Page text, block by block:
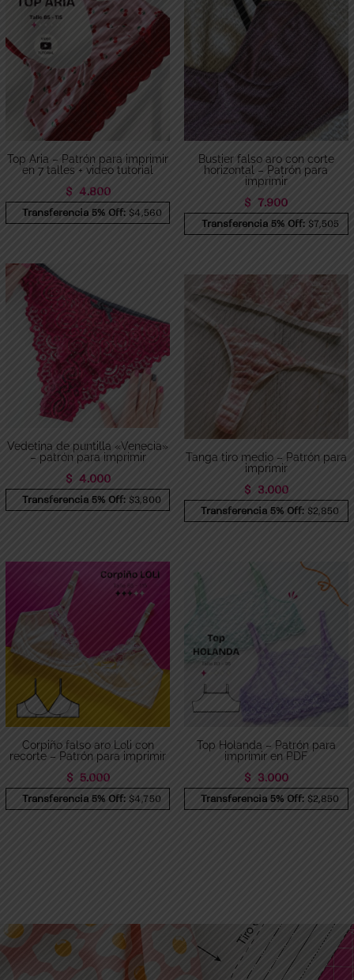
Top Aria – Patrón para imprimir
en 7 talles + video tutorial
$ 4.800
Transferencia 5% Off: $4,560
Bustier falso aro con corte
horizontal – Patrón para
imprimir
$ 7.900
Transferencia 5% Off: $7,505
Vedetina de puntilla «Venecia»
– patrón para imprimir
$ 4.000
Transferencia 5% Off: $3,800
Tanga tiro medio – Patrón para
imprimir
$ 3.000
Transferencia 5% Off: $2,850
Corpiño falso aro Loli con
recorte – Patrón para imprimir
$ 5.000
Transferencia 5% Off: $4,750
Top Holanda – Patrón para
imprimir en PDF
$ 3.000
Transferencia 5% Off: $2,850